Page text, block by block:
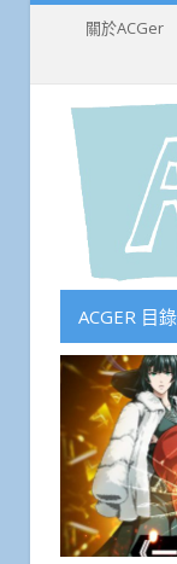
關於ACGer
ACGER 目錄